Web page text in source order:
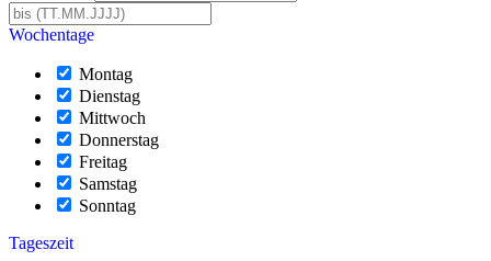
Wochentage
Montag
Dienstag
Mittwoch
Donnerstag
Freitag
Samstag
Sonntag
Tageszeit